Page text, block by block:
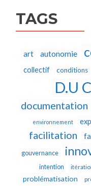
TAGS
art autonomie
collectif conditions
D.U
documentation
environnement
facilitation
gouvernance
intention
problématisation